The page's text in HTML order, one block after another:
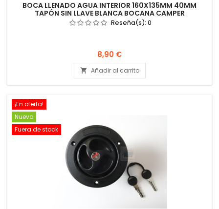
BOCA LLENADO AGUA INTERIOR 160X135MM 40MM
TAPÓN SIN LLAVE BLANCA BOCANA CAMPER
Reseña(s): 0
Precio
8,90 €
 Añadir al carrito
¡En oferta!
Nuevo
Fuera de stock